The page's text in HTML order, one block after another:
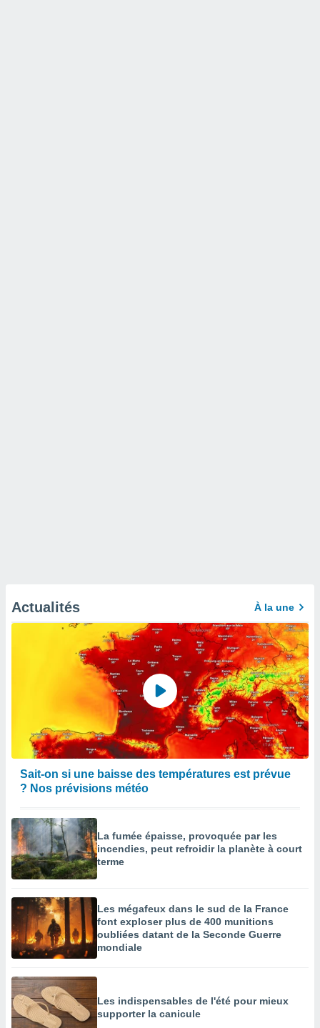
Actualités À la une
Sait-on si une baisse des températures est prévue
? Nos prévisions météo
La fumée épaisse, provoquée par les
incendies, peut refroidir la planète à court
terme
Les mégafeux dans le sud de la France
font exploser plus de 400 munitions
oubliées datant de la Seconde Guerre
mondiale
Les indispensables de l'été pour mieux
supporter la canicule